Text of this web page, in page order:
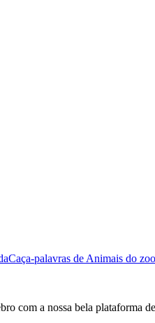
Caça-palavras de Animais do
com a nossa bela plataforma